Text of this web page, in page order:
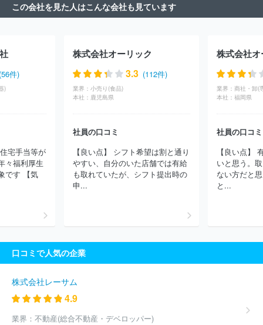
この会社を見た人はこんな会社も見ています
件)
)
宅手当等が
々福利厚生
です 【気
株式会社オーリック
3.3 (112件)
業界： 小売り(食品)
本社： 鹿児島県
社員の口コミ
【良い点】 シフト希望は割と通り
やすい、自分のいた店舗では有給
も取れていたが、シフト提出時の
申...
株式会社
業界：
本社： 福岡県
社員の口コミ
【良い点】
いと思う。
ない方だと
と...
口コミで人気の企業
株式会社レーサム
4.9
業界： 不動産(総合不動産・デベロッパー)